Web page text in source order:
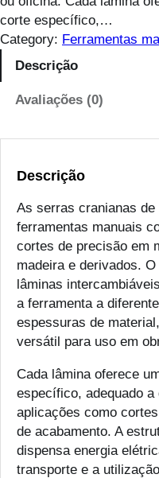
corte específico,…
Category: Ferramentas
Descrição
Avaliações (0)
Descrição
As serras cranianas
ferramentas manuais
cortes de precisão em
madeira e derivados.
lâminas
a ferramenta a
espessuras de
versátil para uso em
Cada lâmina oferece
específico, adequado a
aplicações como
de acabamento. A
dispensa energia
transporte e a